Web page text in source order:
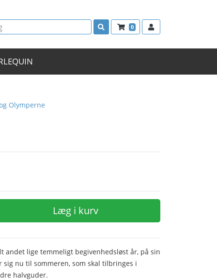
0
Olymperne
Læg i kurv
andet lige temmeligt begivenhedsløst år, på sin
sig nu til sommeren, som skal tilbringes i
halvguder.